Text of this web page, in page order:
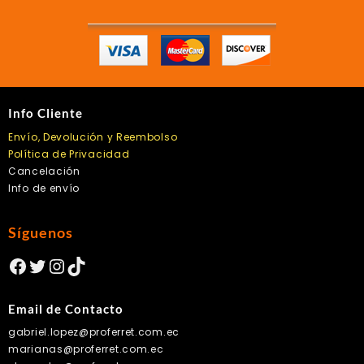
Info Cliente
Envío, Devolución y Reembolso
Política de Privacidad
Cancelación
Info de envío
Síguenos
Facebook
Twitter
Instagram
TikTok
Email de Contacto
gabriel.lopez@proferret.com.ec
marianas@proferret.com.ec